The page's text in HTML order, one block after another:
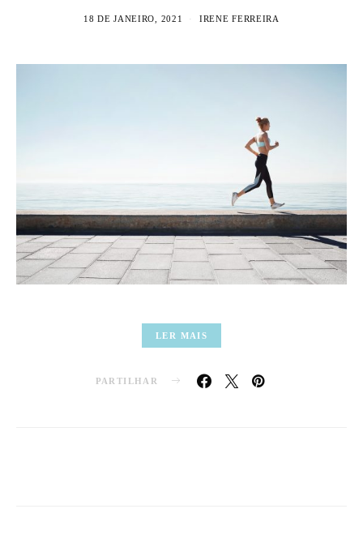
18 DE JANEIRO, 2021 IRENE FERREIRA
LER MAIS
PARTILHAR